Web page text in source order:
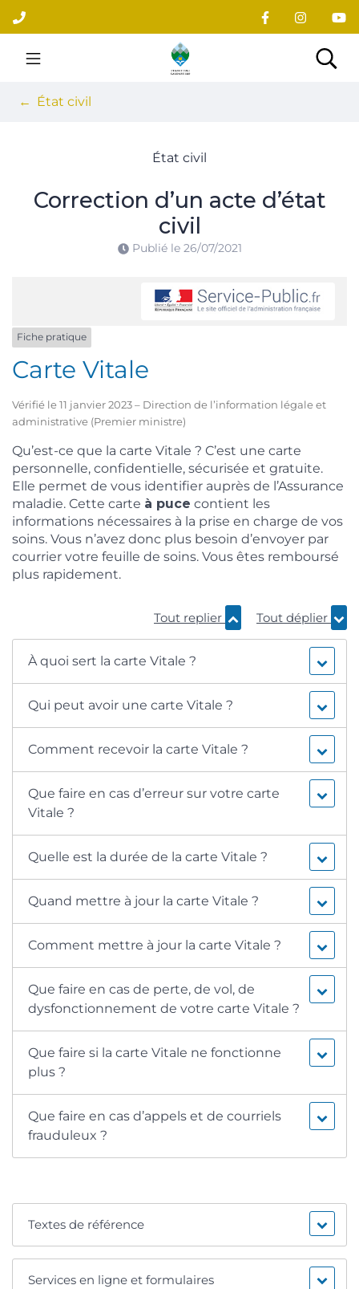
Aller
au
contenu
Site officiel du village
État civil
État civil
Correction d’un acte d’état
civil
Publié le 26/07/2021
Fiche pratique
Carte Vitale
Vérifié le 11 janvier 2023 – Direction de l’information légale et
administrative (Premier ministre)
Qu’est-ce que la carte Vitale ? C’est une carte
personnelle, confidentielle, sécurisée et gratuite.
Elle permet de vous identifier auprès de l’Assurance
maladie. Cette carte à puce contient les
informations nécessaires à la prise en charge de vos
soins. Vous n’avez donc plus besoin d’envoyer par
courrier votre feuille de soins. Vous êtes remboursé
plus rapidement.
Tout replier Tout déplier
À quoi sert la carte Vitale ?
Qui peut avoir une carte Vitale ?
Comment recevoir la carte Vitale ?
Que faire en cas d’erreur sur votre carte
Vitale ?
Quelle est la durée de la carte Vitale ?
Quand mettre à jour la carte Vitale ?
Comment mettre à jour la carte Vitale ?
Que faire en cas de perte, de vol, de
dysfonctionnement de votre carte Vitale ?
Que faire si la carte Vitale ne fonctionne
plus ?
Que faire en cas d’appels et de courriels
frauduleux ?
Textes de référence
Services en ligne et formulaires